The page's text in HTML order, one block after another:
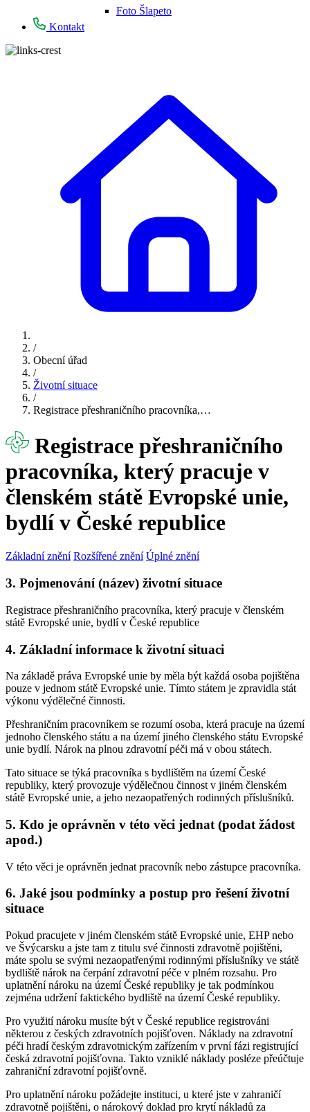
Foto Šlapeto
Kontakt
/
Obecní úřad
/
Životní situace
/
Registrace přeshraničního pracovníka,…
Registrace přeshraničního
pracovníka, který pracuje v
členském státě Evropské unie,
bydlí v České republice
Základní znění Rozšířené znění Úplné znění
3. Pojmenování (název) životní situace
Registrace přeshraničního pracovníka, který pracuje v členském
státě Evropské unie, bydlí v České republice
4. Základní informace k životní situaci
Na základě práva Evropské unie by měla být každá osoba pojištěna
pouze v jednom státě Evropské unie. Tímto státem je zpravidla stát
výkonu výdělečné činnosti.
Přeshraničním pracovníkem se rozumí osoba, která pracuje na území
jednoho členského státu a na území jiného členského státu Evropské
unie bydlí. Nárok na plnou zdravotní péči má v obou státech.
Tato situace se týká pracovníka s bydlištěm na území České
republiky, který provozuje výdělečnou činnost v jiném členském
státě Evropské unie, a jeho nezaopatřených rodinných příslušníků.
5. Kdo je oprávněn v této věci jednat (podat žádost
apod.)
V této věci je oprávněn jednat pracovník nebo zástupce pracovníka.
6. Jaké jsou podmínky a postup pro řešení životní
situace
Pokud pracujete v jiném členském státě Evropské unie, EHP nebo
ve Švýcarsku a jste tam z titulu své činnosti zdravotně pojištěni,
máte spolu se svými nezaopatřenými rodinnými příslušníky ve státě
bydliště nárok na čerpání zdravotní péče v plném rozsahu. Pro
uplatnění nároku na území České republiky je tak podmínkou
zejména udržení faktického bydliště na území České republiky.
Pro využití nároku musíte být v České republice registrováni
některou z českých zdravotních pojišťoven. Náklady na zdravotní
péči hradí českým zdravotnickým zařízením v první fázi registrující
česká zdravotní pojišťovna. Takto vzniklé náklady posléze přeúčtuje
zahraniční zdravotní pojišťovně.
Pro uplatnění nároku požádejte instituci, u které jste v zahraničí
zdravotně pojištěni, o nárokový doklad pro krytí nákladů za